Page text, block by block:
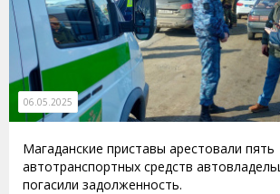
06.05.2025
Магаданские приставы арестовали пять
автотранспортных средств
погасили задолженность.